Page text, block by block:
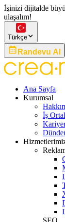
İşinizi dijitalde
ulaşalım!
Türkçe
Randevu Al
Ana Sayfa
Kurumsal
İş
SEO